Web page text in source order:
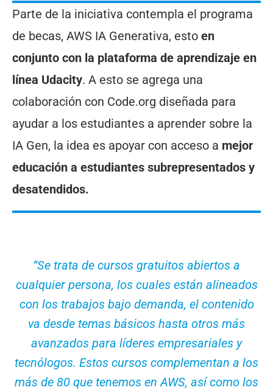
Parte de la iniciativa contempla el programa
de becas, AWS IA Generativa, esto en
conjunto con la plataforma de aprendizaje en
línea Udacity. A esto se agrega una
colaboración con Code.org diseñada para
ayudar a los estudiantes a aprender sobre la
IA Gen, la idea es apoyar con acceso a mejor
educación a estudiantes subrepresentados y
desatendidos.
“Se trata de cursos gratuitos abiertos a
cualquier persona, los cuales están alineados
con los trabajos bajo demanda, el contenido
va desde temas básicos hasta otros más
avanzados para líderes empresariales y
tecnólogos. Estos cursos complementan a los
más de 80 que tenemos en AWS, así como los